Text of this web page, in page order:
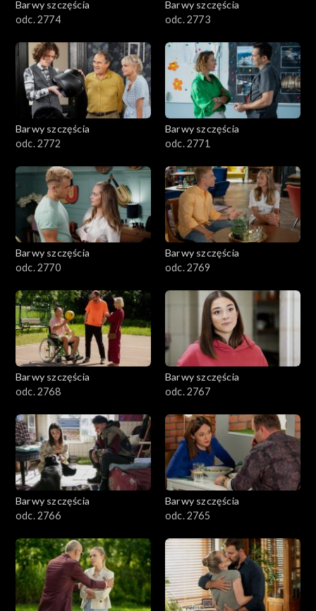
Barwy szczęścia
odc. 2774
Barwy szczęścia
odc. 2773
Barwy szczęścia
odc. 2772
Barwy szczęścia
odc. 2771
Barwy szczęścia
odc. 2770
Barwy szczęścia
odc. 2769
Barwy szczęścia
odc. 2768
Barwy szczęścia
odc. 2767
Barwy szczęścia
odc. 2766
Barwy szczęścia
odc. 2765